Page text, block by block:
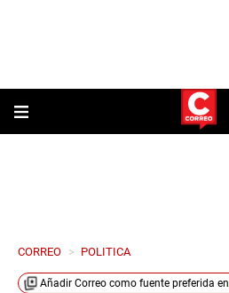
CORREO > POLITICA
Añadir Correo como fuente preferida en